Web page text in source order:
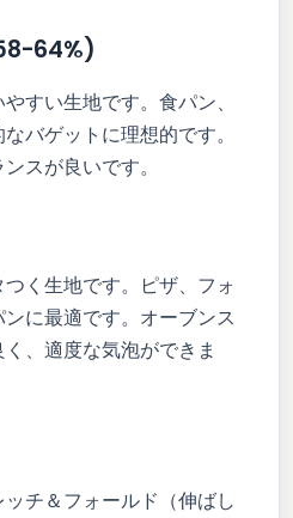
64%)
すい生地です。食パン、
バゲットに理想的です。
スが良いです。
く生地です。ピザ、フォ
に最適です。オーブンス
、適度な気泡ができま
チ＆フォールド（伸ばし